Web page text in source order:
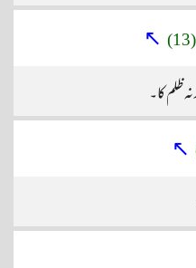
(13)
↖
ظلم کا۔
↖